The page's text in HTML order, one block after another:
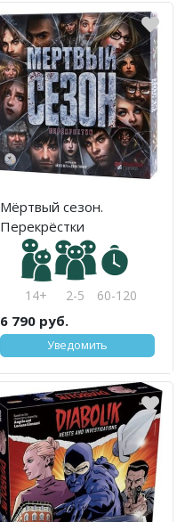
Мёртвый сезон.
Перекрёстки
14+ 2-5 60-120
6 790 руб.
Уведомить